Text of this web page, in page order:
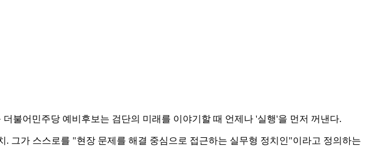
불어민주당 예비후보는 검단의 미래를 이야기할 때 언제나 '실행'을 먼저 꺼낸다.
그가 스스로를 "현장 문제를 해결 중심으로 접근하는 실무형 정치인"이라고 정의하는